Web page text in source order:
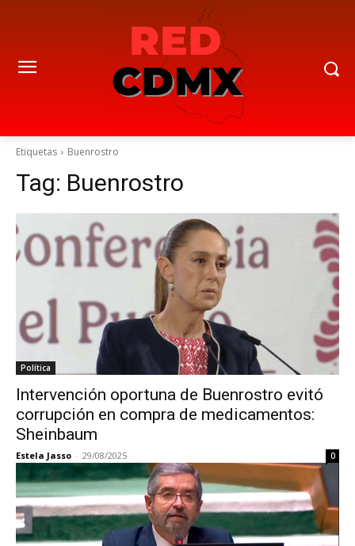
Etiquetas Buenrostro
Tag: Buenrostro
Política
Intervención oportuna de Buenrostro evitó
corrupción en compra de medicamentos:
Sheinbaum
Estela Jasso - 29/08/2025 0